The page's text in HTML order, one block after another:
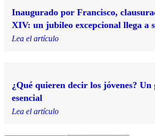
Inaugurado por Francisco,
XIV: un jubileo excepcional llega a
Lea el artículo
¿Qué quieren decir los jóvenes? Un
esencial
Lea el artículo